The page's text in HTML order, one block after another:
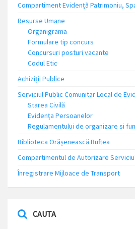
Compartiment Evidență Patrimoniu,
Resurse Umane
Organigrama
Formulare tip concurs
Concursuri posturi vacante
Codul Etic
Achiziții Publice
Serviciul Public Comunitar Local de
Starea Civilă
Evidența Persoanelor
Regulamentului de organizare si
Biblioteca Orășenească Buftea
Compartimentul de Autorizare
Înregistrare Mijloace de Transport
CAUTA